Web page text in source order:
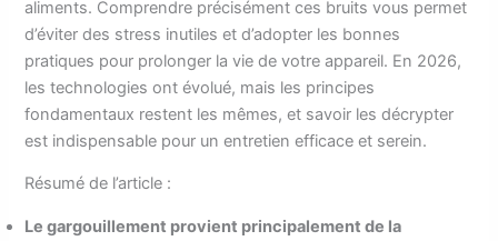
aliments. Comprendre précisément ces bruits vous permet
d’éviter des stress inutiles et d’adopter les bonnes
pratiques pour prolonger la vie de votre appareil. En 2026,
les technologies ont évolué, mais les principes
fondamentaux restent les mêmes, et savoir les décrypter
est indispensable pour un entretien efficace et serein.
Résumé de l’article :
Le gargouillement provient principalement de la